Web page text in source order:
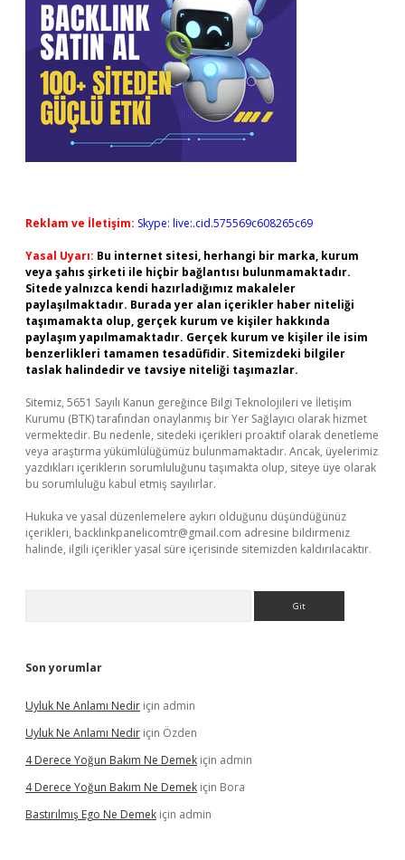
Reklam ve İletişim: Skype: live:.cid.575569c608265c69
Yasal Uyarı: Bu internet sitesi, herhangi bir marka, kurum
veya şahıs şirketi ile hiçbir bağlantısı bulunmamaktadır.
Sitede yalnızca kendi hazırladığımız makaleler
paylaşılmaktadır. Burada yer alan içerikler haber niteliği
taşımamakta olup, gerçek kurum ve kişiler hakkında
paylaşım yapılmamaktadır. Gerçek kurum ve kişiler ile isim
benzerlikleri tamamen tesadüfidir. Sitemizdeki bilgiler
taslak halindedir ve tavsiye niteliği taşımazlar.
Sitemiz, 5651 Sayılı Kanun gereğince Bilgi Teknolojileri ve İletişim
Kurumu (BTK) tarafından onaylanmış bir Yer Sağlayıcı olarak hizmet
vermektedir. Bu nedenle, sitedeki içerikleri proaktif olarak denetleme
veya araştırma yükümlülüğümüz bulunmamaktadır. Ancak, üyelerimiz
yazdıkları içeriklerin sorumluluğunu taşımakta olup, siteye üye olarak
bu sorumluluğu kabul etmiş sayılırlar.
Hukuka ve yasal düzenlemelere aykırı olduğunu düşündüğünüz
içerikleri, backlinkpanelicomtr@gmail.com adresine bildirmeniz
halinde, ilgili içerikler yasal süre içerisinde sitemizden kaldırılacaktır.
Son yorumlar
Uyluk Ne Anlamı Nedir için admin
Uyluk Ne Anlamı Nedir için Özden
4 Derece Yoğun Bakım Ne Demek için admin
4 Derece Yoğun Bakım Ne Demek için Bora
Bastırılmış Ego Ne Demek için admin